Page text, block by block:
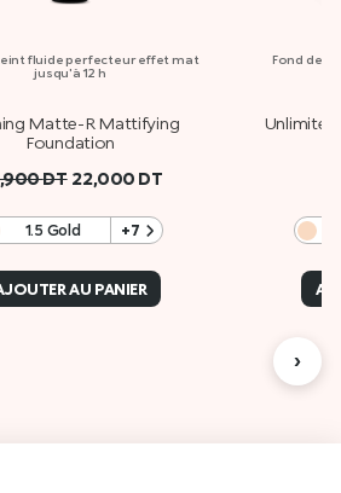
fluide perfecteur effet mat
jusqu'à 12 h
Matte-R Mattifying
Foundation
DT 22,000 DT
1.5 Gold +7
AU PANIER
Fond de
›